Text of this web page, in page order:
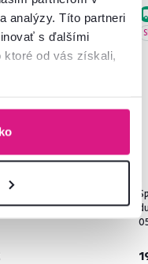
analýzy. Títo partneri
s ďalšími
ktoré od vás získali,
výrobok
skrinka, dub sonoma,
PLUS NOPL-005-OH